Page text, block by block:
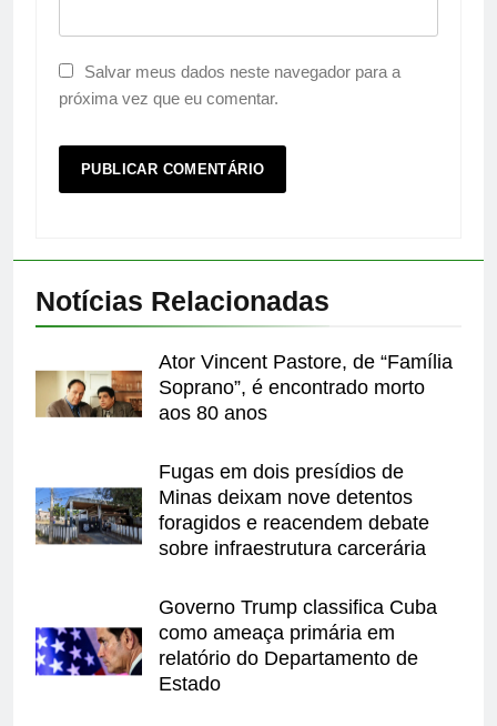
Salvar meus dados neste navegador para a
próxima vez que eu comentar.
Notícias Relacionadas
Ator Vincent Pastore, de “Família
Soprano”, é encontrado morto
aos 80 anos
Fugas em dois presídios de
Minas deixam nove detentos
foragidos e reacendem debate
sobre infraestrutura carcerária
Governo Trump classifica Cuba
como ameaça primária em
relatório do Departamento de
Estado